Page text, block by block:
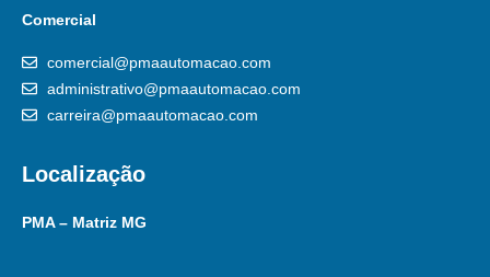
Comercial
comercial@pmaautomacao.com
administrativo@pmaautomacao.com
carreira@pmaautomacao.com
Localização
PMA – Matriz MG